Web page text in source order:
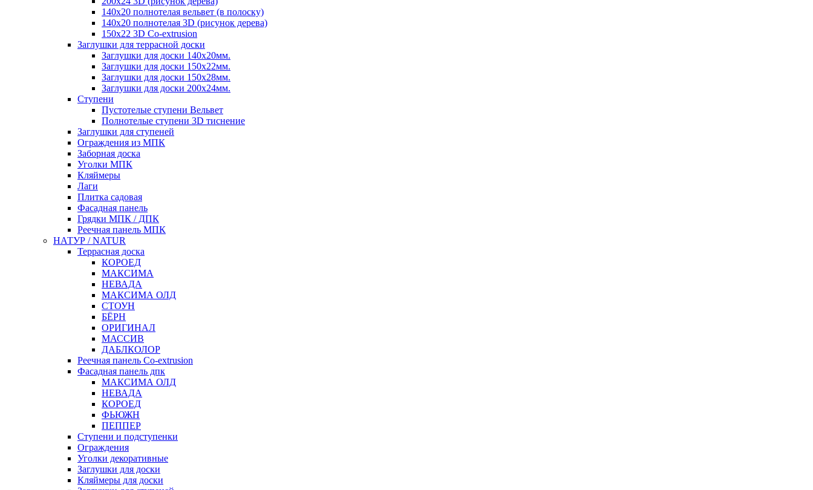
140x20 полнотелая вельвет (в полоску)
140x20 полнотелая 3D (рисунок дерева)
150x22 3D Сo-extrusion
Заглушки для террасной доски
Заглушки для доски 140x20мм.
Заглушки для доски 150x22мм.
Заглушки для доски 150x28мм.
Заглушки для доски 200x24мм.
Ступени
Пустотелые ступени Вельвет
Полнотелые ступени 3D тиснение
Заглушки для ступеней
Ограждения из МПК
Заборная доска
Уголки МПК
Кляймеры
Лаги
Плитка садовая
Фасадная панель
Грядки МПК / ДПК
Реечная панель МПК
НАТУР / NATUR
Террасная доска
КОРОЕД
МАКСИМА
НЕВАДА
МАКСИМА ОЛД
СТОУН
БЁРН
ОРИГИНАЛ
МАССИВ
ДАБЛКОЛОР
Реечная панель Co-extrusion
Фасадная панель дпк
МАКСИМА ОЛД
НЕВАДА
КОРОЕД
ФЬЮЖН
ПЕППЕР
Ступени и подступенки
Ограждения
Уголки декоративные
Заглушки для доски
Кляймеры для доски